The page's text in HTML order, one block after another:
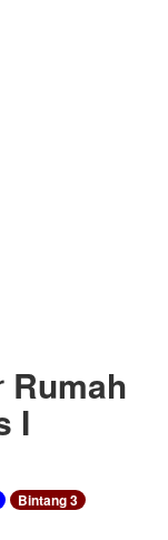
Rumah
I
Bintang 3